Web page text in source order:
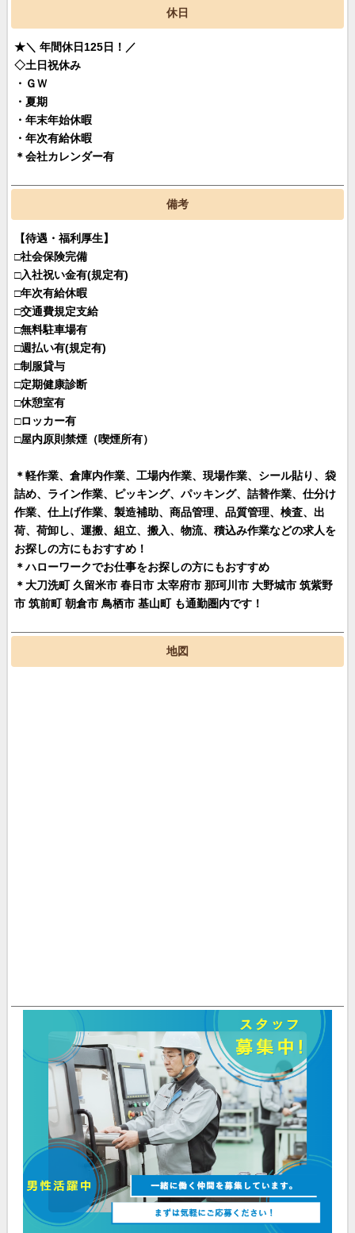
休日
★＼ 年間休日125日！／
◇土日祝休み
・ＧＷ
・夏期
・年末年始休暇
・年次有給休暇
＊会社カレンダー有
備考
【待遇・福利厚生】
□社会保険完備
□入社祝い金有(規定有)
□年次有給休暇
□交通費規定支給
□無料駐車場有
□週払い有(規定有)
□制服貸与
□定期健康診断
□休憩室有
□ロッカー有
□屋内原則禁煙（喫煙所有）
＊軽作業、倉庫内作業、工場内作業、現場作業、シール貼り、袋
詰め、ライン作業、ピッキング、パッキング、詰替作業、仕分け
作業、仕上げ作業、製造補助、商品管理、品質管理、検査、出
荷、荷卸し、運搬、組立、搬入、物流、積込み作業などの求人を
お探しの方にもおすすめ！
＊ハローワークでお仕事をお探しの方にもおすすめ
＊大刀洗町 久留米市 春日市 太宰府市 那珂川市 大野城市 筑紫野
市 筑前町 朝倉市 鳥栖市 基山町 も通勤圏内です！
地図